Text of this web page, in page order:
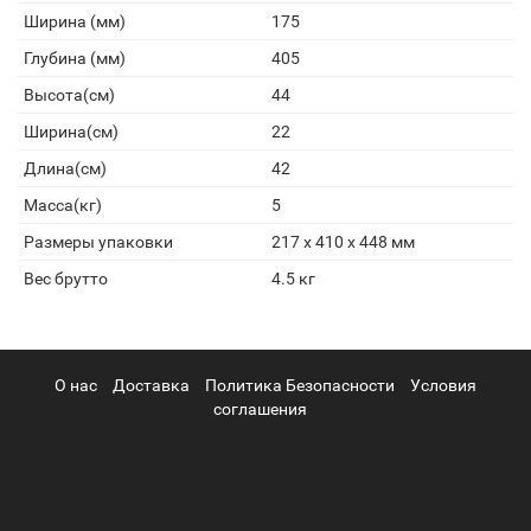
Ширина (мм)
175
Глубина (мм)
405
Высота(см)
44
Ширина(см)
22
Длина(см)
42
Масса(кг)
5
Размеры упаковки
217 x 410 x 448 мм
Вес брутто
4.5 кг
О нас Доставка Политика Безопасности
Условия
соглашения